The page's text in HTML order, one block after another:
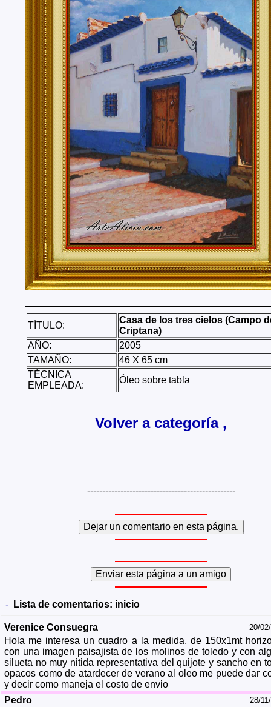
Valencia, Valladolid, Vizcaya, Zamora, Zaragoza.
También realizo envíos de mis cuadros o pinturas
lugares del mundo como pueden ser Estados Unidos,
Alemania, Gran Bretaña, Francia, Argentina, Italia...
TÍTULO:
Casa de los tres cielos (Campo
Criptana)
AÑO:
2005
TAMAÑO:
46 X 65 cm
TÉCNICA
EMPLEADA:
Óleo sobre tabla
Volver a categoría ,
-------------------------------------------------
- Lista de comentarios: inicio
Verenice Consuegra 20/
Hola me interesa un cuadro a la medida, de 150x1mt
con una imagen paisajista de los molinos de toledo y con
silueta no muy nitida representativa del quijote y sancho en
opacos como de atardecer de verano al oleo me puede dar
y decir como maneja el costo de envio
Pedro
28/